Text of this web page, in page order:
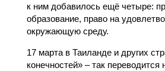
к ним добавилось ещё четыре:
образование, право на
окружающую среду.
17 марта в Таиланде и других
конечностей» – так